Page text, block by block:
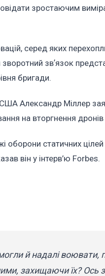
зростаючим
серед яких
звʼязок
бригади.
США Александр Міллер
на вторгнення
статичних цілей
він у інтерв’ю Forbes.
й надалі воювати,
захищаючи їх? Ось